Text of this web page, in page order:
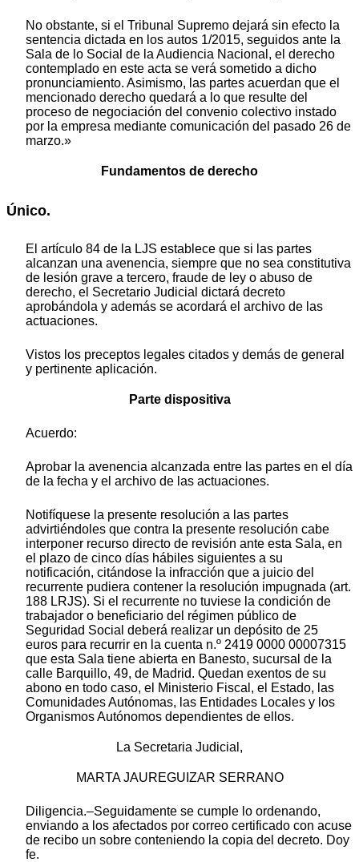
No obstante, si el Tribunal Supremo dejará sin efecto la
sentencia dictada en los autos 1/2015, seguidos ante la
Sala de lo Social de la Audiencia Nacional, el derecho
contemplado en este acta se verá sometido a dicho
pronunciamiento. Asimismo, las partes acuerdan que el
mencionado derecho quedará a lo que resulte del
proceso de negociación del convenio colectivo instado
por la empresa mediante comunicación del pasado 26 de
marzo.»
Fundamentos de derecho
Único.
El artículo 84 de la LJS establece que si las partes
alcanzan una avenencia, siempre que no sea constitutiva
de lesión grave a tercero, fraude de ley o abuso de
derecho, el Secretario Judicial dictará decreto
aprobándola y además se acordará el archivo de las
actuaciones.
Vistos los preceptos legales citados y demás de general
y pertinente aplicación.
Parte dispositiva
Acuerdo:
Aprobar la avenencia alcanzada entre las partes en el día
de la fecha y el archivo de las actuaciones.
Notifíquese la presente resolución a las partes
advirtiéndoles que contra la presente resolución cabe
interponer recurso directo de revisión ante esta Sala, en
el plazo de cinco días hábiles siguientes a su
notificación, citándose la infracción que a juicio del
recurrente pudiera contener la resolución impugnada (art.
188 LRJS). Si el recurrente no tuviese la condición de
trabajador o beneficiario del régimen público de
Seguridad Social deberá realizar un depósito de 25
euros para recurrir en la cuenta n.º 2419 0000 00007315
que esta Sala tiene abierta en Banesto, sucursal de la
calle Barquillo, 49, de Madrid. Quedan exentos de su
abono en todo caso, el Ministerio Fiscal, el Estado, las
Comunidades Autónomas, las Entidades Locales y los
Organismos Autónomos dependientes de ellos.
La Secretaria Judicial,
MARTA JAUREGUIZAR SERRANO
Diligencia.–Seguidamente se cumple lo ordenando,
enviando a los afectados por correo certificado con acuse
de recibo un sobre conteniendo la copia del decreto. Doy
fe.